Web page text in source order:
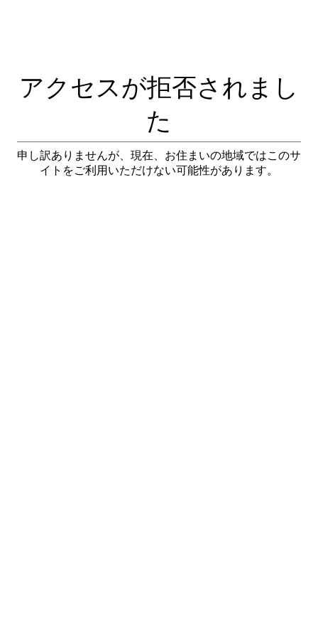
アクセスが拒否されまし
た
申し訳ありませんが、現在、お住まいの地域ではこのサ
イトをご利用いただけない可能性があります。